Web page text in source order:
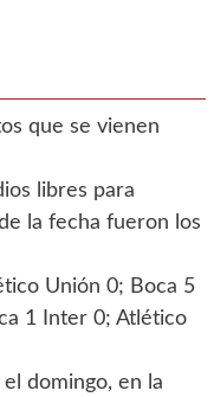
que se vienen
libres para
la fecha fueron los
Unión 0; Boca 5
1 Inter 0; Atlético
domingo, en la